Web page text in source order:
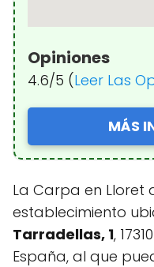
Opiniones
4.6/5 (Leer Las
MÁS
La Carpa en Lloret
establecimiento
Tarradellas, 1,
España, al que